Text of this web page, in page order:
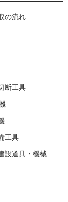
の流れ
断工具
工具
設道具・機械